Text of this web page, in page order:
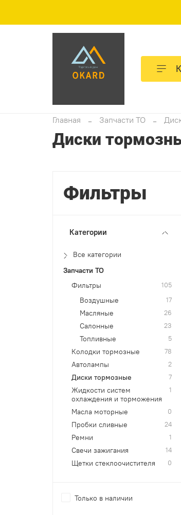
Главная Запчасти ТО
Диски
Фильтры
Категории
Все категории
Запчасти ТО
Фильтры
105
Воздушные 17
Масляные 26
Салонные 23
Топливные 5
Колодки тормозные 78
Автолампы 2
Диски тормозные 7
Жидкости систем
охлаждения и торможения
1
Масла моторные 0
Пробки сливные 24
Ремни 1
Свечи зажигания 14
Щетки стеклоочистителя 0
Только в наличии